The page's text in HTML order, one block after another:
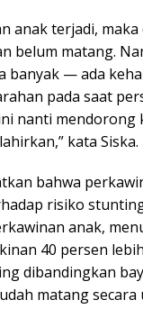
anak terjadi,
belum matang.
banyak — ada
pada saat
nanti mendorong
kata Siska.
bahwa
risiko
anak,
40 persen
dibandingkan
matang secara